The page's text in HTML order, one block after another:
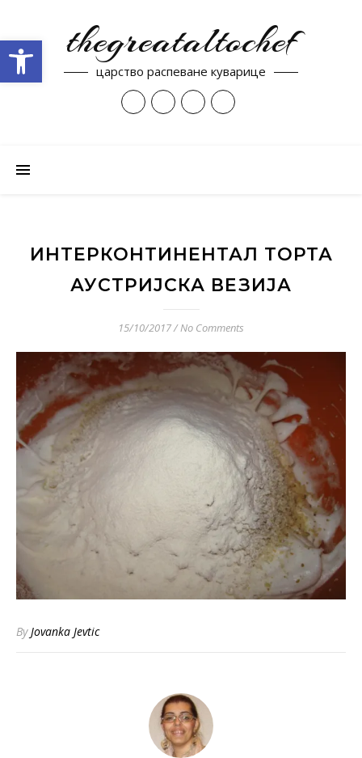
thegreataltochef
царство распеване куварице
ИНТЕРКОНТИНЕНТАЛ ТОРТА
АУСТРИЈСКА ВЕЗИЈА
15/10/2017/No Comments
ByJovanka Jevtic
Open toolbar